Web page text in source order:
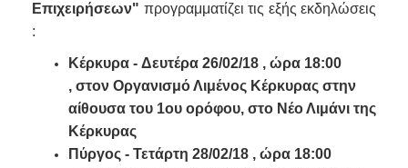
Επιχειρήσεων" προγραμματίζει τις εξής εκδηλώσεις
:
Κέρκυρα - Δευτέρα 26/02/18 , ώρα 18:00
, στον Οργανισμό Λιμένος Κέρκυρας στην
αίθουσα του 1ου ορόφου, στο Νέο Λιμάνι της
Κέρκυρας
Πύργος - Τετάρτη 28/02/18 , ώρα 18:00